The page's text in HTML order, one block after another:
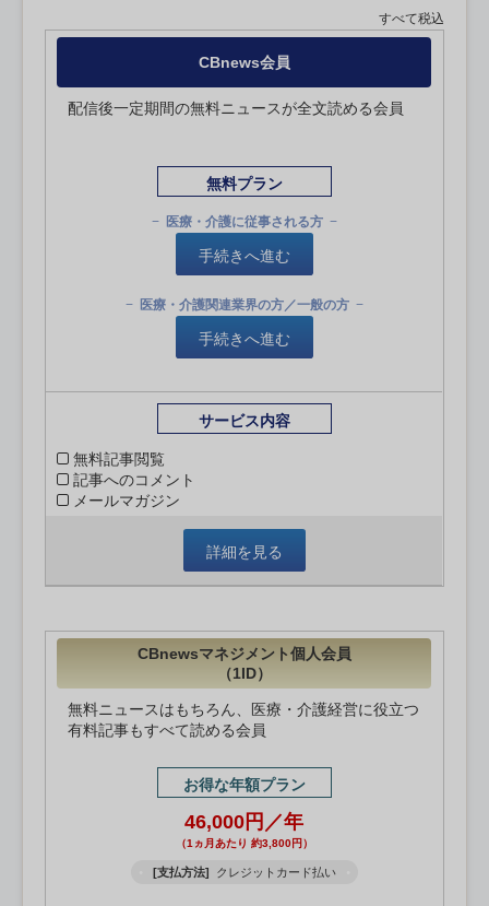
すべて税込
CBnews会員
配信後一定期間の無料ニュースが全文読める会員
無料プラン
医療・介護に従事される方
手続きへ進む
医療・介護関連業界の方／一般の方
手続きへ進む
サービス内容
無料記事閲覧
記事へのコメント
メールマガジン
詳細を見る
CBnewsマネジメント個人会員
（1ID）
無料ニュースはもちろん、医療・介護経営に役立つ
有料記事もすべて読める会員
お得な年額プラン
46,000円／年
（1ヵ月あたり 約3,800円）
[支払方法] クレジットカード払い